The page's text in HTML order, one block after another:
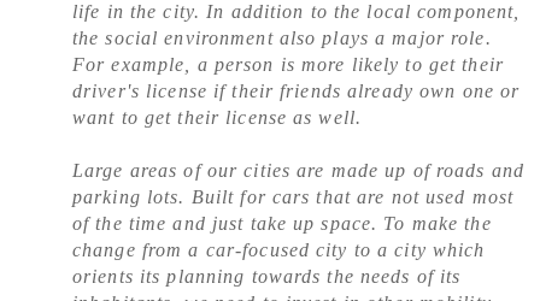
life in the city. In addition to the local component,
the social environment also plays a major role.
For example, a person is more likely to get their
driver's license if their friends already own one or
want to get their license as well.
Large areas of our cities are made up of roads and
parking lots. Built for cars that are not used most
of the time and just take up space. To make the
change from a car-focused city to a city which
orients its planning towards the needs of its